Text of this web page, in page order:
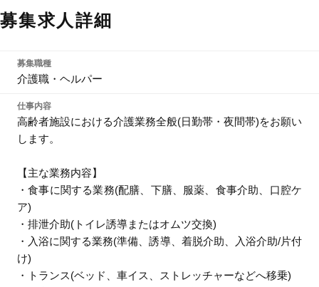
募集求人詳細
募集職種
介護職・ヘルパー
仕事内容
高齢者施設における介護業務全般(日勤帯・夜間帯)をお願い
します。
【主な業務内容】
・食事に関する業務(配膳、下膳、服薬、食事介助、口腔ケ
ア)
・排泄介助(トイレ誘導またはオムツ交換)
・入浴に関する業務(準備、誘導、着脱介助、入浴介助/片付
け)
・トランス(ベッド、車イス、ストレッチャーなどへ移乗)